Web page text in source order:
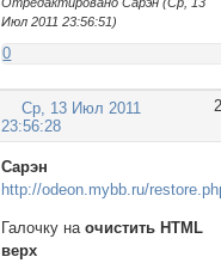
Июл 2011 23:56:51)
0
2
Ср, 13 Июл 2011
23:56:28
Сарэн
http://odeon.mybb.ru/
Галочку наочистить HTML
верх